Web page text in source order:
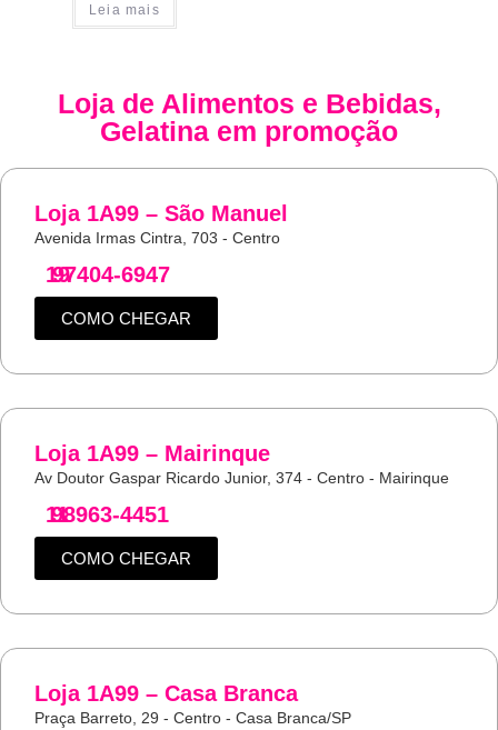
Leia mais
Loja de Alimentos e Bebidas,
Gelatina em promoção
Loja 1A99 – São Manuel
Avenida Irmas Cintra, 703 - Centro
19
97404-6947
COMO CHEGAR
Loja 1A99 – Mairinque
Av Doutor Gaspar Ricardo Junior, 374 - Centro - Mairinque
11
98963-4451
COMO CHEGAR
Loja 1A99 – Casa Branca
Praça Barreto, 29 - Centro - Casa Branca/SP